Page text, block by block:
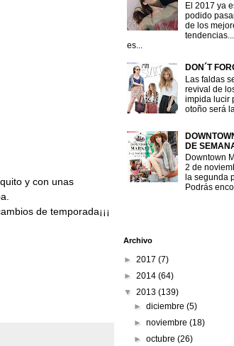
y con unas
de temporada¡¡¡
El 2017 ya
podido
de los
es...
DON´T
Las faldas
revival de
impida lucir
otoño será
DE
Downtown
2 de
la segunda
Podrás
Archivo
► 2017 (7)
► 2014 (64)
▼ 2013 (139)
►diciembre(5)
►noviembre(18)
►octubre(26)